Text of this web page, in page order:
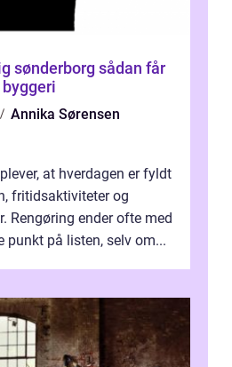
sådan får
Annika Sørensen
at hverdagen er fyldt
fritidsaktiviteter og
Rengøring ender ofte med
punkt på listen, selv om...